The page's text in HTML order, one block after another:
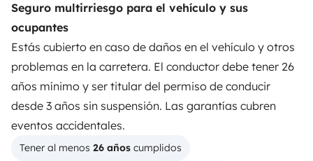
Seguro multirriesgo para el vehículo y sus
ocupantes
Estás cubierto en caso de daños en el vehículo y otros
problemas en la carretera. El conductor debe tener 26
años mínimo y ser titular del permiso de conducir
desde 3 años sin suspensión. Las garantías cubren
eventos accidentales.
Tener al menos 26 años cumplidos
Instagram
X Facebook
ALQUILER AUTOCARAVANAS
¿Cómo funciona?
Alquilar una autocaravana